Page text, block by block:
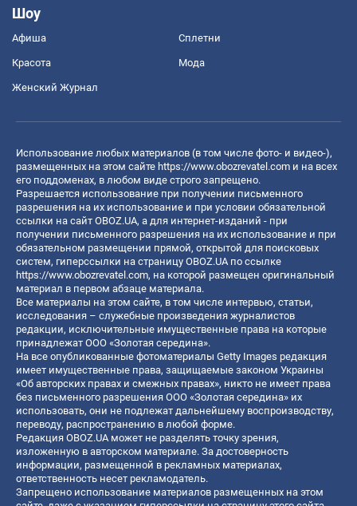
Шоу
Афиша Сплетни
Красота Мода
Женский Журнал
Использование любых материалов (в том числе фото- и видео-),
размещенных на этом сайте https://www.obozrevatel.com и на всех
его поддоменах, в любом виде строго запрещено.
Разрешается использование при получении письменного
разрешения на их использование и при условии обязательной
ссылки на сайт OBOZ.UA, а для интернет-изданий - при
получении письменного разрешения на их использование и при
обязательном размещении прямой, открытой для поисковых
систем, гиперссылки на страницу OBOZ.UA по ссылке
https://www.obozrevatel.com, на которой размещен оригинальный
материал в первом абзаце материала.
Все материалы на этом сайте, в том числе интервью, статьи,
исследования – служебные произведения журналистов
редакции, исключительные имущественные права на которые
принадлежат ООО «Золотая середина».
На все опубликованные фотоматериалы Getty Images редакция
имеет имущественные права, защищаемые законом Украины
«Об авторских правах и смежных правах», никто не имеет права
без письменного разрешения ООО «Золотая середина» их
использовать, они не подлежат дальнейшему воспроизводству,
переводу, распространению в любой форме.
Редакция OBOZ.UA может не разделять точку зрения,
изложенную в авторском материале. За достоверность
информации, размещенной в рекламных материалах,
ответственность несет рекламодатель.
Запрещено использование материалов размещенных на этом